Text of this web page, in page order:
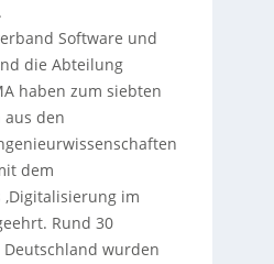
Software und
die Abteilung
haben zum siebten
aus den
dem
im
Rund 30
wurden